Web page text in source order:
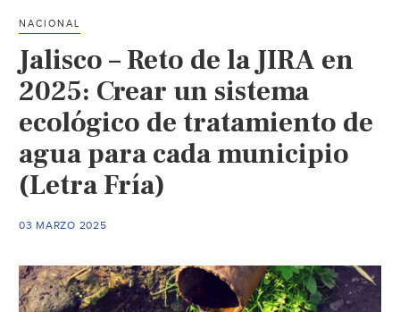
NACIONAL
Jalisco – Reto de la JIRA en
2025: Crear un sistema
ecológico de tratamiento de
agua para cada municipio
(Letra Fría)
03 MARZO 2025